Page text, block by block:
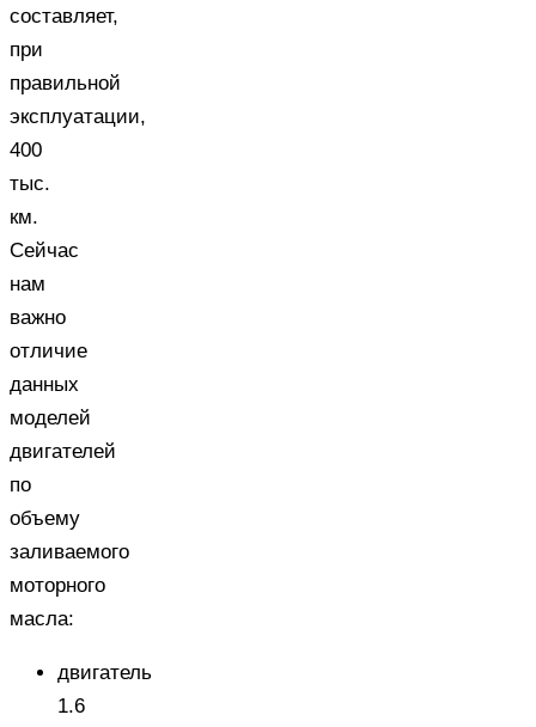
составляет,
при
правильной
эксплуатации,
400
тыс.
км.
Сейчас
нам
важно
отличие
данных
моделей
двигателей
по
объему
заливаемого
моторного
масла:
двигатель
1.6